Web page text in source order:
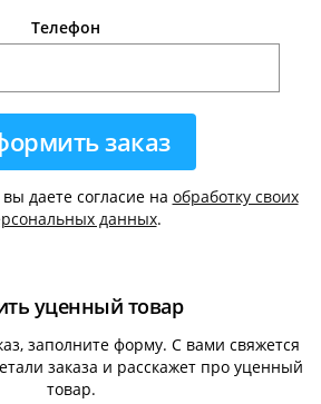
Телефон
даете согласие на обработку своих
данных.
уценный товар
заполните форму. С вами свяжется
заказа и расскажет про уценный
товар.